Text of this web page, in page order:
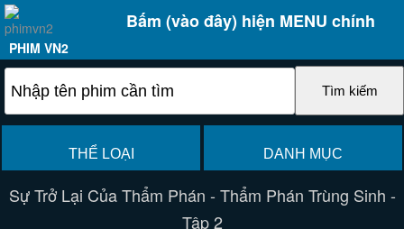
Bấm (vào đây) hiện MENU chính
PHIM VN2
THỂ LOẠI DANH MỤC
Sự Trở Lại Của Thẩm Phán - Thẩm Phán Trùng Sinh -
Tập 2